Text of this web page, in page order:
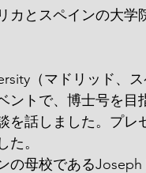
カとスペインの大
（マドリッド、
ントで、博士号を
を話しました。プ
た。
の母校である